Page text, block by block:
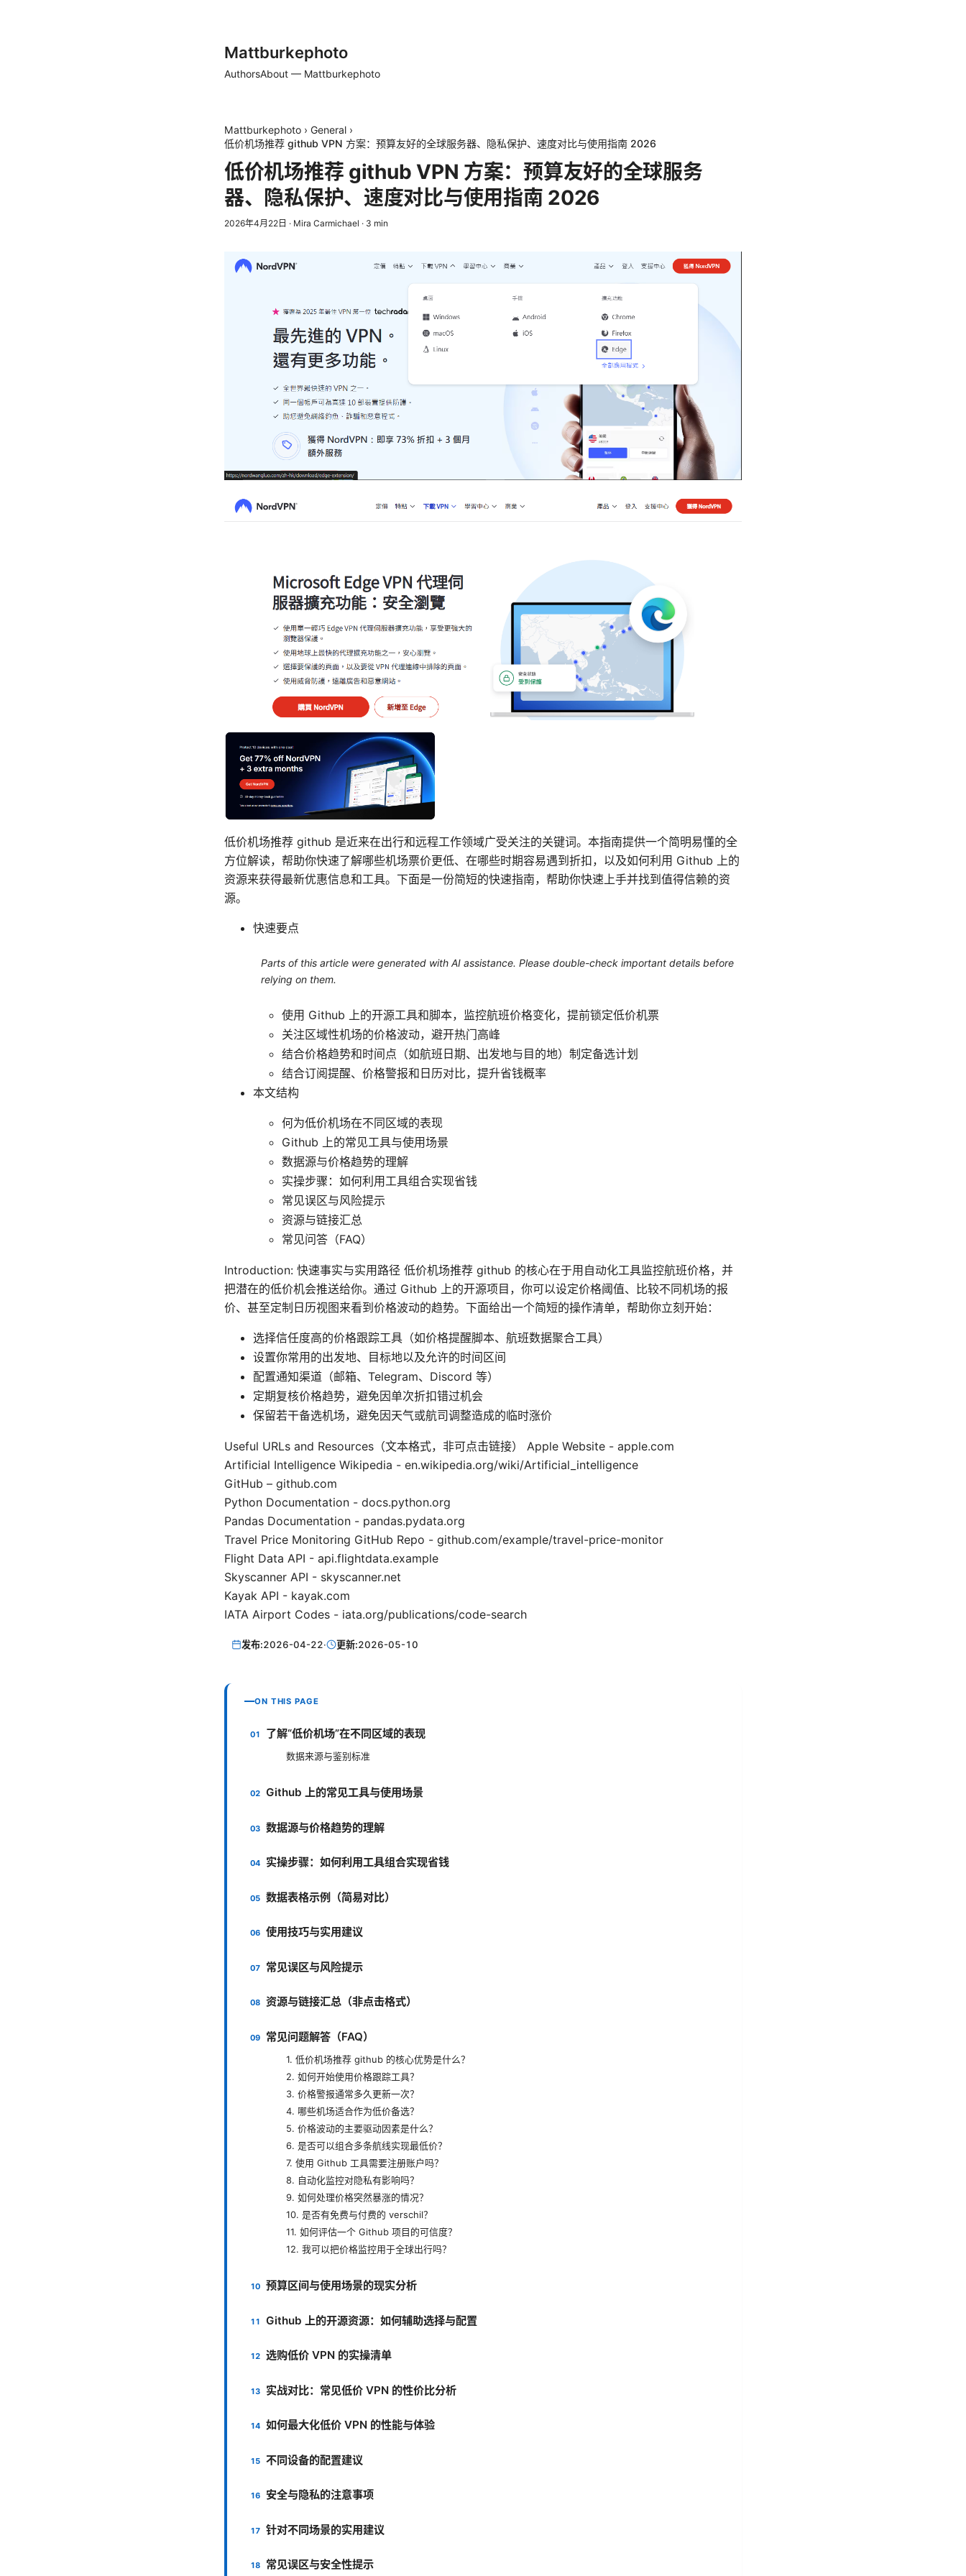
Mattburkephoto
AuthorsAbout — Mattburkephoto
Mattburkephoto › General ›
低价机场推荐 github VPN 方案：预算友好的全球服务器、隐私保护、速度对比与使用指南 2026
低价机场推荐 github VPN 方案：预算友好的全球服务
器、隐私保护、速度对比与使用指南 2026
2026年4月22日 · Mira Carmichael · 3 min
低价机场推荐 github 是近来在出行和远程工作领域广受关注的关键词。本指南提供一个简明易懂的全
方位解读，帮助你快速了解哪些机场票价更低、在哪些时期容易遇到折扣，以及如何利用 Github 上的
资源来获得最新优惠信息和工具。下面是一份简短的快速指南，帮助你快速上手并找到值得信赖的资
源。
快速要点
Parts of this article were generated with AI assistance. Please double-check important details before
relying on them.
使用 Github 上的开源工具和脚本，监控航班价格变化，提前锁定低价机票
关注区域性机场的价格波动，避开热门高峰
结合价格趋势和时间点（如航班日期、出发地与目的地）制定备选计划
结合订阅提醒、价格警报和日历对比，提升省钱概率
本文结构
何为低价机场在不同区域的表现
Github 上的常见工具与使用场景
数据源与价格趋势的理解
实操步骤：如何利用工具组合实现省钱
常见误区与风险提示
资源与链接汇总
常见问答（FAQ）
Introduction: 快速事实与实用路径 低价机场推荐 github 的核心在于用自动化工具监控航班价格，并
把潜在的低价机会推送给你。通过 Github 上的开源项目，你可以设定价格阈值、比较不同机场的报
价、甚至定制日历视图来看到价格波动的趋势。下面给出一个简短的操作清单，帮助你立刻开始：
选择信任度高的价格跟踪工具（如价格提醒脚本、航班数据聚合工具）
设置你常用的出发地、目标地以及允许的时间区间
配置通知渠道（邮箱、Telegram、Discord 等）
定期复核价格趋势，避免因单次折扣错过机会
保留若干备选机场，避免因天气或航司调整造成的临时涨价
Useful URLs and Resources（文本格式，非可点击链接） Apple Website - apple.com
Artificial Intelligence Wikipedia - en.wikipedia.org/wiki/Artificial_intelligence
GitHub – github.com
Python Documentation - docs.python.org
Pandas Documentation - pandas.pydata.org
Travel Price Monitoring GitHub Repo - github.com/example/travel-price-monitor
Flight Data API - api.flightdata.example
Skyscanner API - skyscanner.net
Kayak API - kayak.com
IATA Airport Codes - iata.org/publications/code-search
发布:2026-04-22· 更新:2026-05-10
ON THIS PAGE
了解“低价机场”在不同区域的表现
数据来源与鉴别标准
Github 上的常见工具与使用场景
数据源与价格趋势的理解
实操步骤：如何利用工具组合实现省钱
数据表格示例（简易对比）
使用技巧与实用建议
常见误区与风险提示
资源与链接汇总（非点击格式）
常见问题解答（FAQ）
1. 低价机场推荐 github 的核心优势是什么？
2. 如何开始使用价格跟踪工具？
3. 价格警报通常多久更新一次？
4. 哪些机场适合作为低价备选？
5. 价格波动的主要驱动因素是什么？
6. 是否可以组合多条航线实现最低价？
7. 使用 Github 工具需要注册账户吗？
8. 自动化监控对隐私有影响吗？
9. 如何处理价格突然暴涨的情况？
10. 是否有免费与付费的 verschil？
11. 如何评估一个 Github 项目的可信度？
12. 我可以把价格监控用于全球出行吗？
预算区间与使用场景的现实分析
Github 上的开源资源：如何辅助选择与配置
选购低价 VPN 的实操清单
实战对比：常见低价 VPN 的性价比分析
如何最大化低价 VPN 的性能与体验
不同设备的配置建议
安全与隐私的注意事项
针对不同场景的实用建议
常见误区与安全性提示